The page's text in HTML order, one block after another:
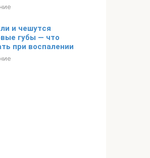
и чешутся
губы — что
при воспалении